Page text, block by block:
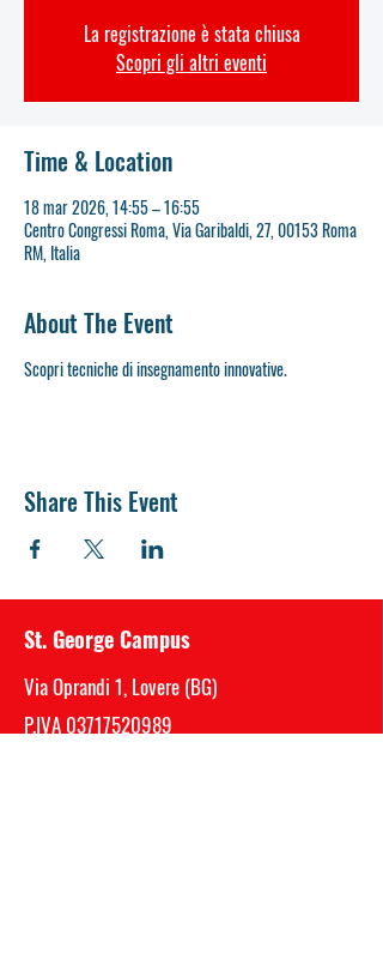
La registrazione è stata chiusa
Scopri gli altri eventi
Time & Location
18 mar 2026, 14:55 – 16:55
Centro Congressi Roma, Via Garibaldi, 27, 00153 Roma
RM, Italia
About The Event
Scopri tecniche di insegnamento innovative.
Share This Event
St. George Campus
Via Oprandi 1, Lovere (BG)
P.IVA 03717520989